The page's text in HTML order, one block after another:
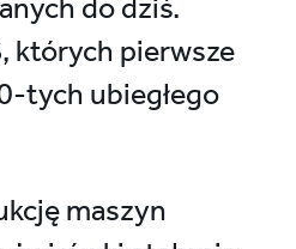
których pierwsze
tych ubiegłego
maszyn